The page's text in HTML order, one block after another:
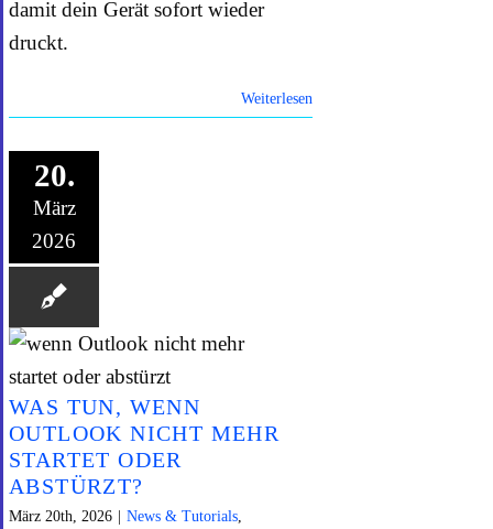
damit dein Gerät sofort wieder
druckt.
Weiterlesen
20.
März
2026
WAS TUN, WENN
OUTLOOK NICHT MEHR
STARTET ODER
ABSTÜRZT?
März 20th, 2026 | News & Tutorials